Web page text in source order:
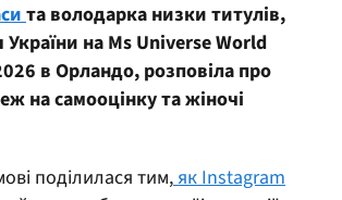
та володарка низки титулів,
на Ms Universe World
в Орландо, розповіла про
на самооцінку та жіночі
поділилася тим,як Instagram